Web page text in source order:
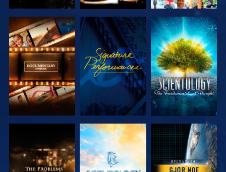
UTFORSK
SERIEN
SE
UTFORSK
SERIEN
UTFORSK
SERIEN
UTFORSK
SERIEN
SE